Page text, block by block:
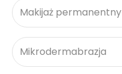
Makijaż permanentny
Mikrodermabrazja